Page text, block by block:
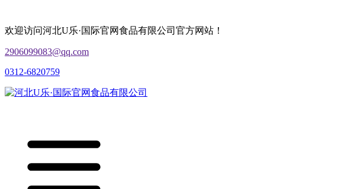
欢迎访问河北U乐·国际官网食品有限公司官方网站！
2906099083@qq.com
0312-6820759